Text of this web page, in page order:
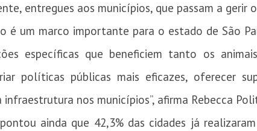
entregues aos municípios, que passam a gerir
é um marco importante para o estado de São
específicas que beneficiem tanto os
políticas públicas mais eficazes, oferecer
infraestrutura nos municípios”, afirma Rebecca
ainda que 42,3% das cidades já